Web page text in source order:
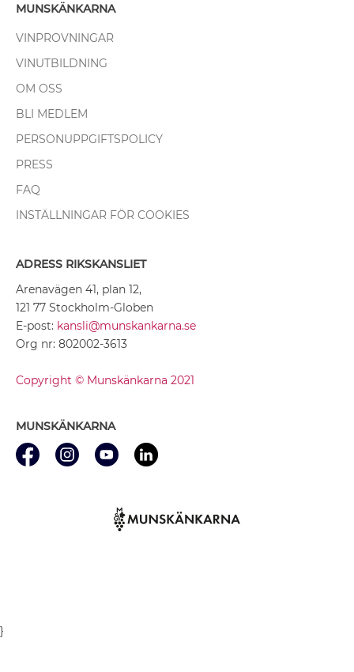
MUNSKÄNKARNA
VINPROVNINGAR
VINUTBILDNING
OM OSS
BLI MEDLEM
PERSONUPPGIFTSPOLICY
PRESS
FAQ
INSTÄLLNINGAR FÖR COOKIES
ADRESS RIKSKANSLIET
Arenavägen 41, plan 12,
121 77 Stockholm-Globen
E-post: kansli@munskankarna.se
Org nr: 802002-3613
Copyright © Munskänkarna 2021
MUNSKÄNKARNA
}